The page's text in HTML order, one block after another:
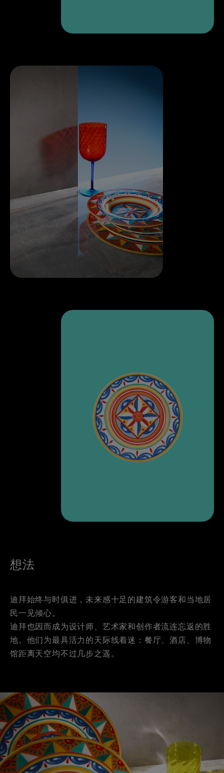
想法
迪拜始终与时俱进，未来感十足的建筑令游客和当地居
民一见倾心。
迪拜也因而成为设计师、艺术家和创作者流连忘返的胜
地。他们为最具活力的天际线着迷：餐厅、酒店、博物
馆距离天空均不过几步之遥。